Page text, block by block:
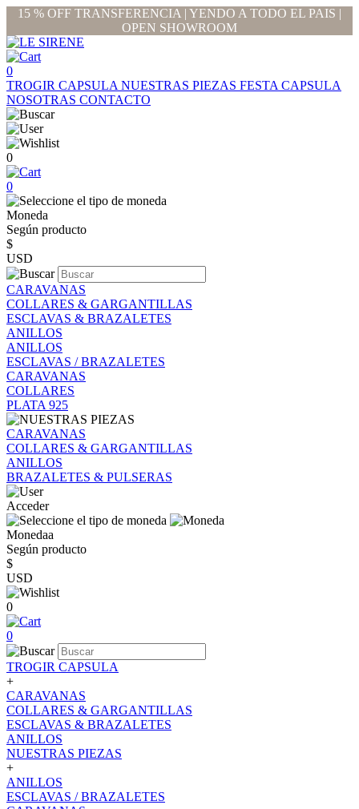
15 % OFF TRANSFERENCIA | YENDO A TODO EL PAIS |
OPEN SHOWROOM
0
TROGIR CAPSULA NUESTRAS PIEZAS FESTA CAPSULA
NOSOTRAS CONTACTO
0
0
Moneda
Según producto
$
USD
CARAVANAS
COLLARES & GARGANTILLAS
ESCLAVAS & BRAZALETES
ANILLOS
ANILLOS
ESCLAVAS / BRAZALETES
CARAVANAS
COLLARES
PLATA 925
CARAVANAS
COLLARES & GARGANTILLAS
ANILLOS
BRAZALETES & PULSERAS
Acceder
Monedaa
Según producto
$
USD
0
0
TROGIR CAPSULA
+
CARAVANAS
COLLARES & GARGANTILLAS
ESCLAVAS & BRAZALETES
ANILLOS
NUESTRAS PIEZAS
+
ANILLOS
ESCLAVAS / BRAZALETES